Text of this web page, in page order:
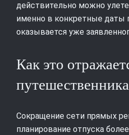
действительно можно
именно в конкретные даты
оказывается уже
Как это
Сокращение сети прямых
планирование отпуска